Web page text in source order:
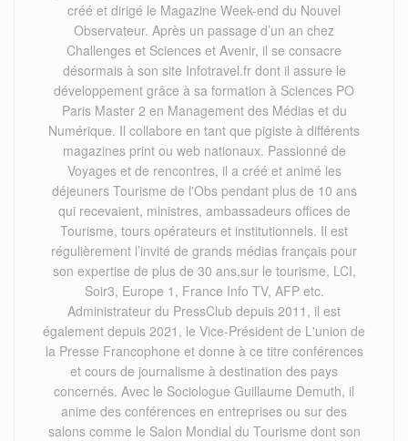
créé et dirigé le Magazine Week-end du Nouvel
Observateur. Après un passage d’un an chez
Challenges et Sciences et Avenir, il se consacre
désormais à son site Infotravel.fr dont il assure le
développement grâce à sa formation à Sciences PO
Paris Master 2 en Management des Médias et du
Numérique. Il collabore en tant que pigiste à différents
magazines print ou web nationaux. Passionné de
Voyages et de rencontres, il a créé et animé les
déjeuners Tourisme de l'Obs pendant plus de 10 ans
qui recevaient, ministres, ambassadeurs offices de
Tourisme, tours opérateurs et institutionnels. Il est
régulièrement l’invité de grands médias français pour
son expertise de plus de 30 ans,sur le tourisme, LCI,
Soir3, Europe 1, France Info TV, AFP etc.
Administrateur du PressClub depuis 2011, il est
également depuis 2021, le Vice-Président de L'union de
la Presse Francophone et donne à ce titre conférences
et cours de journalisme à destination des pays
concernés. Avec le Sociologue Guillaume Demuth, il
anime des conférences en entreprises ou sur des
salons comme le Salon Mondial du Tourisme dont son